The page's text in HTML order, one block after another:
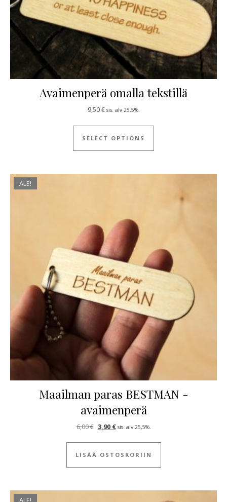
Avaimenperä omalla tekstillä
9,50€ sis. alv 25,5%.
SELECT OPTIONS
ALE!
Maailman paras BESTMAN -
avaimenperä
6,00€ Alkuperäinen hinta oli: 6,00 €.
3,90 €Nykyinen hinta on: 3,90 €.
sis. alv 25,5%.
LISÄÄ OSTOSKORIIN
ALE!